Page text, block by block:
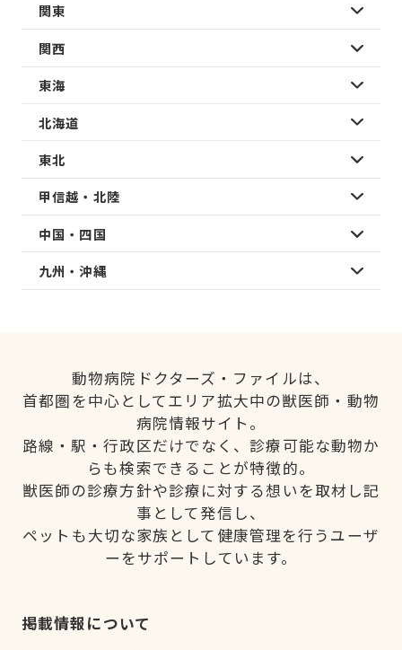
関東
関西
東海
北海道
東北
甲信越・北陸
中国・四国
九州・沖縄
動物病院ドクターズ・ファイルは、
首都圏を中心としてエリア拡大中の獣医師・動物
病院情報サイト。
路線・駅・行政区だけでなく、診療可能な動物か
らも検索できることが特徴的。
獣医師の診療方針や診療に対する想いを取材し記
事として発信し、
ペットも大切な家族として健康管理を行うユーザ
ーをサポートしています。
掲載情報について